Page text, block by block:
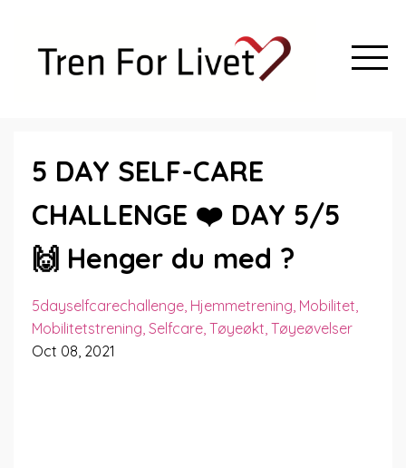
5 DAY SELF-CARE
CHALLENGE ❤️ DAY 5/5
🙌 Henger du med ?
5dayselfcarechallenge Hjemmetrening Mobilitet
Mobilitetstrening Selfcare Tøyeøkt Tøyeøvelser
Oct 08, 2021